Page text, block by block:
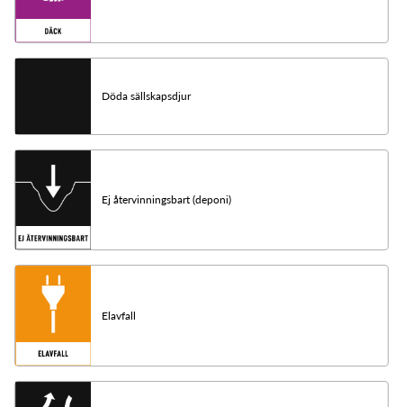
Döda sällskapsdjur
Ej återvinningsbart (deponi)
Elavfall